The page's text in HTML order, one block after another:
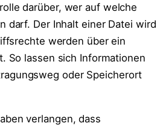
darüber, wer auf welche
darf. Der Inhalt einer Datei wird
werden über ein
So lassen sich Informationen
oder Speicherort
verlangen, dass